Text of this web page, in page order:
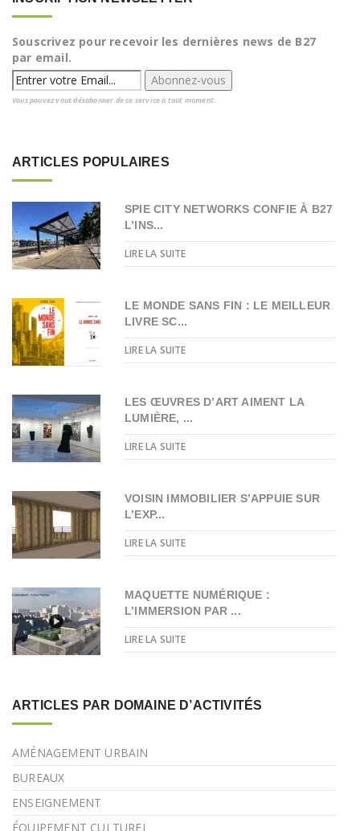
Souscrivez pour recevoir les dernières news de B27
par email.
Vous pouvez vous désabonner de ce service à tout moment.
ARTICLES POPULAIRES
SPIE CITY NETWORKS CONFIE À B27
L’INS...
LIRE LA SUITE
LE MONDE SANS FIN : LE MEILLEUR
LIVRE SC...
LIRE LA SUITE
LES ŒUVRES D’ART AIMENT LA
LUMIÈRE, ...
LIRE LA SUITE
VOISIN IMMOBILIER S’APPUIE SUR
L’EXP...
LIRE LA SUITE
MAQUETTE NUMÉRIQUE :
L’IMMERSION PAR ...
LIRE LA SUITE
ARTICLES PAR DOMAINE D’ACTIVITÉS
AMÉNAGEMENT URBAIN
BUREAUX
ENSEIGNEMENT
ÉQUIPEMENT CULTUREL